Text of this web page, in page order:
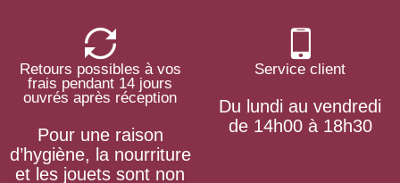
Retours possibles à vos
frais pendant 14 jours
ouvrés après réception
Pour une raison
d’hygiène, la nourriture
et les jouets sont non
Service client
Du lundi au vendredi
de 14h00 à 18h30